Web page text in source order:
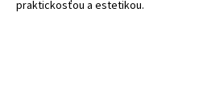
praktickosťou a estetikou.